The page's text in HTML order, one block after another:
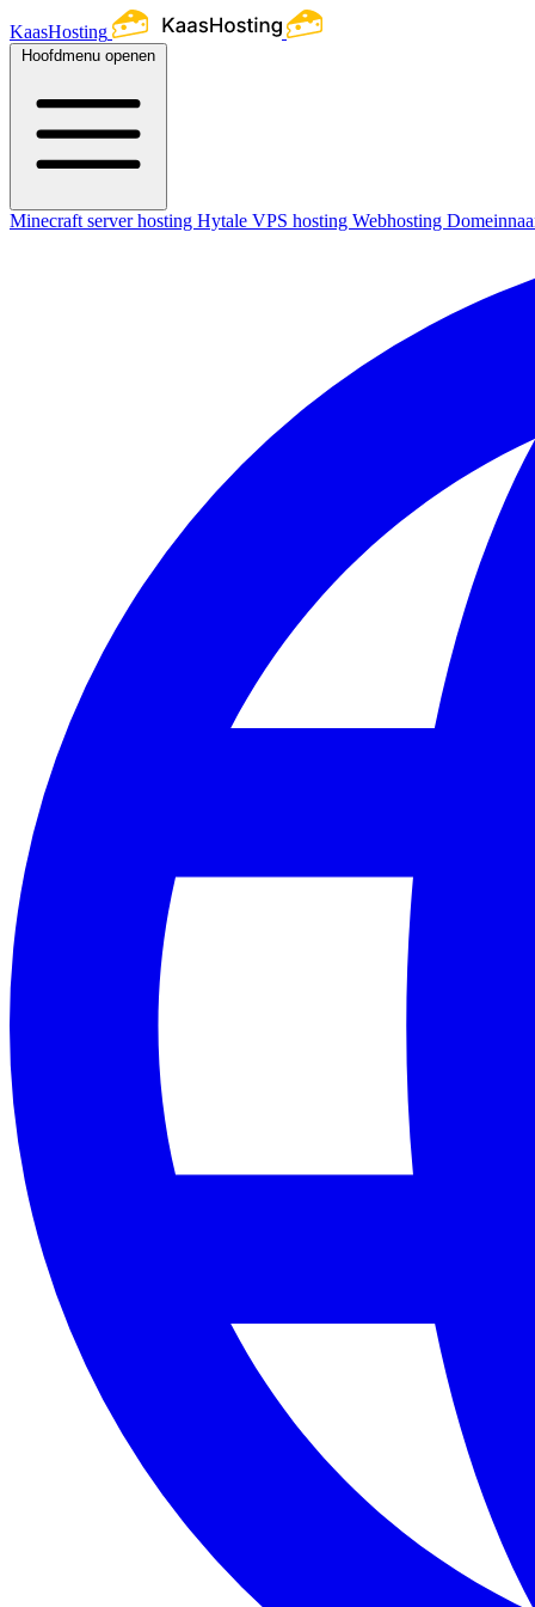
KaasHosting
Hoofdmenu openen
Minecraft server hosting Hytale VPS hosting Webhosting